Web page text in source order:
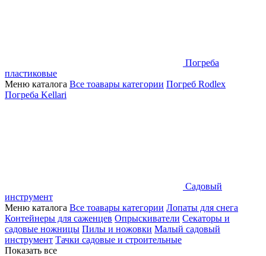
Погреба
пластиковые
Меню каталога Все тоавары категории Погреб Rodlex
Погреба Kellari
Садовый
инструмент
Меню каталога Все тоавары категории Лопаты для снега
Контейнеры для саженцев Опрыскиватели Секаторы и
садовые ножницы Пилы и ножовки Малый садовый
инструмент Тачки садовые и строительные
Показать все